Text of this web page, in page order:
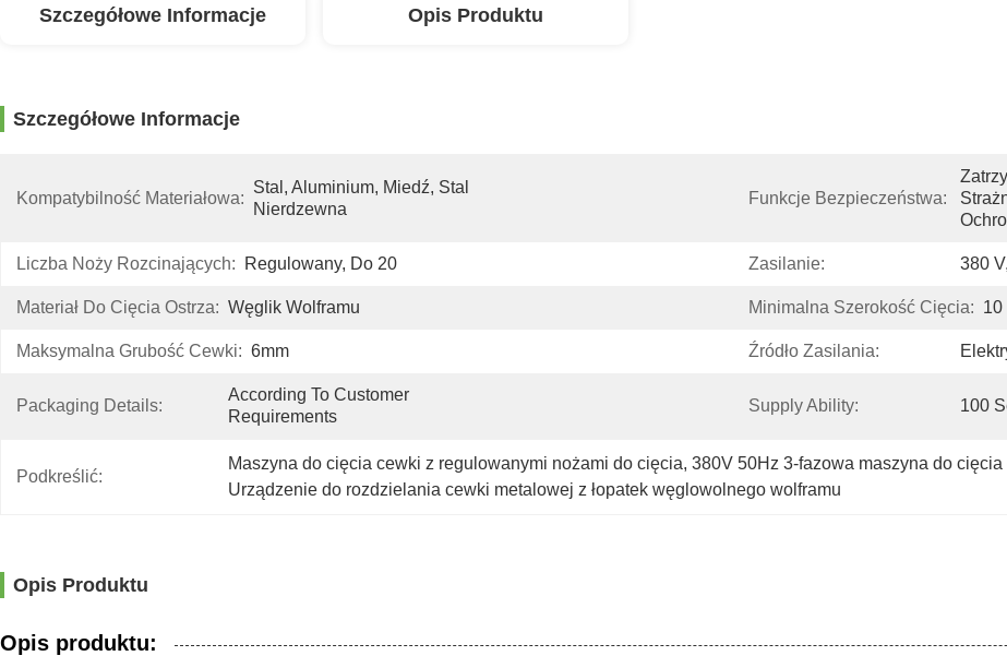
Szczegółowe Informacje Opis Produktu
Szczegółowe Informacje
Kompatybilność Materiałowa:
Stal, Aluminium, Miedź, Stal
Nierdzewna
Funkcje Bezpieczeństwa:
Liczba Noży Rozcinających: Regulowany, Do 20 Zasilanie: 380
Materiał Do Cięcia Ostrza: Węglik Wolframu Minimalna Szerokość Cięcia: 10
Maksymalna Grubość Cewki: 6mm Źródło Zasilania:
Packaging Details:
According To Customer
Requirements
Supply Ability: 100
Podkreślić:
Maszyna do cięcia cewki z regulowanymi nożami do cięcia, 380V 50Hz 3-fazowa maszyna do cięcia
Urządzenie do rozdzielania cewki metalowej z łopatek węglowolnego wolframu
Opis Produktu
Opis produktu: